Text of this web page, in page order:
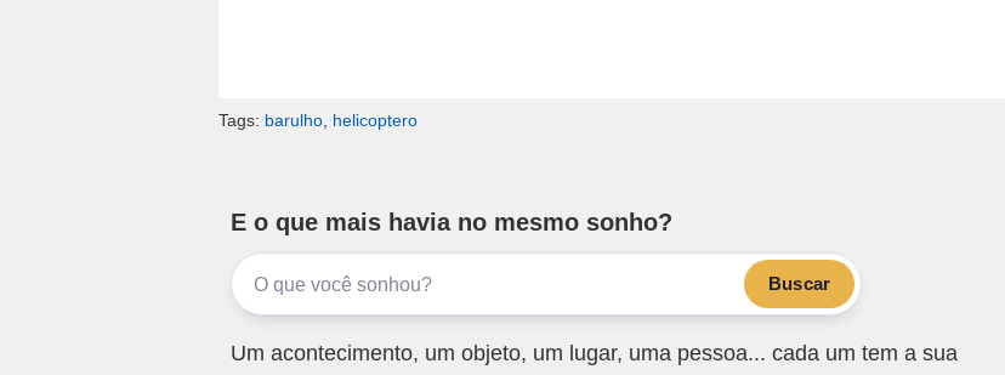
Tags: barulho helicoptero
E o que mais havia no mesmo sonho?
Buscar
Um acontecimento, um objeto, um lugar, uma pessoa... cada um tem a sua